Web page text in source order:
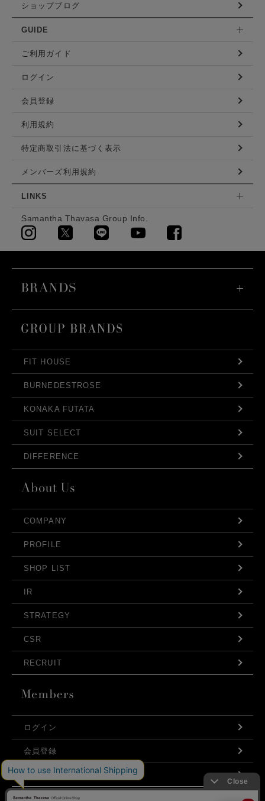
ショップブログ
GUIDE
ご利用ガイド
ログイン
会員登録
利用規約
特定商取引法に基づく表示
メンバーズ利用規約
LINKS
Samantha Thavasa Group Info.
FIT HOUSE
BURNEDESTROSE
KONAKA FUTATA
SUIT SELECT
DIFFERENCE
COMPANY
PROFILE
SHOP LIST
IR
STRATEGY
CSR
RECRUIT
ログイン
会員登録
利用規約
お問い合わせ